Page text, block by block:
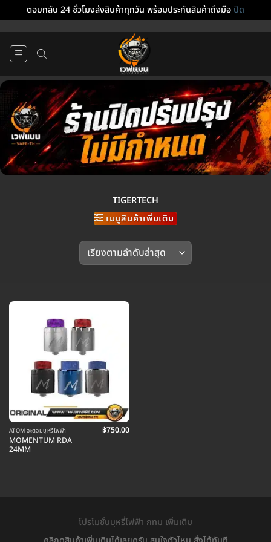
ตอบกลับ 24 ชั่วโมงส่งสินค้าทุกวัน พร้อมประกันสินค้าถึงมือปิด
TIGERTECH
เมนูสินค้าเพิ่มเติม
ATOM อะตอมบุหรี่ไฟฟ้า
MOMENTUM RDA
24MM
฿750.00
โปรโมชั่นบุหรี่ไฟฟ้า กทม เพิ่มเติม